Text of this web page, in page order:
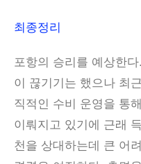
최종정리
포항의 승리를 예상한
이 끊기기는 했으나 최
직적인 수비 운영을 통
이뤄지고 있기에 근래
천을 상대하는데 큰 어